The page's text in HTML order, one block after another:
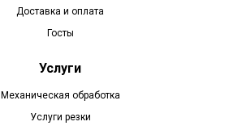
Доставка и оплата
Госты
Услуги
Механическая обработка
Услуги резки